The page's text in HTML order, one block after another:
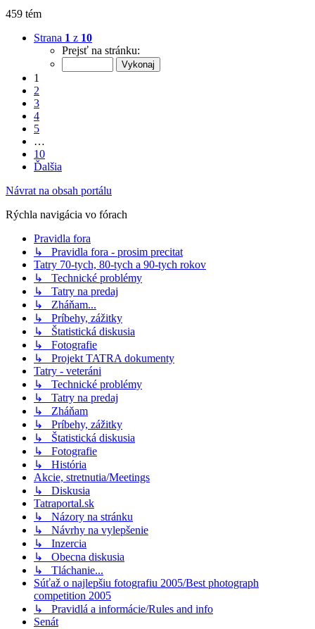
459 tém
Strana 1 z 10
Prejsť na stránku:
1
2
3
4
5
…
10
Ďalšia
Návrat na obsah portálu
Rýchla navigácia vo fórach
Pravidla fora
↳ Pravidla fora - prosim precitat
Tatry 70-tych, 80-tych a 90-tych rokov
↳ Technické problémy
↳ Tatry na predaj
↳ Zháňam...
↳ Príbehy, zážitky
↳ Štatistická diskusia
↳ Fotografie
↳ Projekt TATRA dokumenty
Tatry - veteráni
↳ Technické problémy
↳ Tatry na predaj
↳ Zháňam
↳ Príbehy, zážitky
↳ Štatistická diskusia
↳ Fotografie
↳ História
Akcie, stretnutia/Meetings
↳ Diskusia
Tatraportal.sk
↳ Názory na stránku
↳ Návrhy na vylepšenie
↳ Inzercia
↳ Obecna diskusia
↳ Tláchanie...
Súťaž o najlepšiu fotografiu 2005/Best photograph
competition 2005
↳ Pravidlá a informácie/Rules and info
Senát